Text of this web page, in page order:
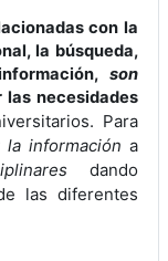
con la
la búsqueda,
son
necesidades
Para
la información a
dando
las diferentes